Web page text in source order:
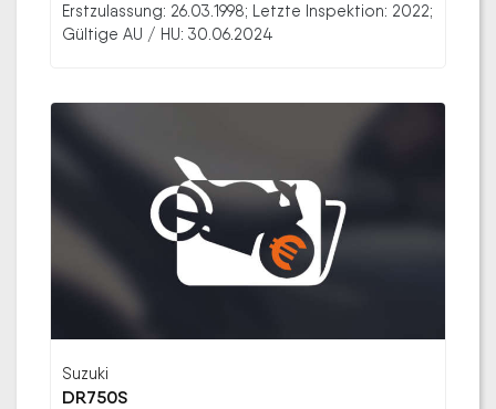
Erstzulassung: 26.03.1998; Letzte Inspektion: 2022;
Gültige AU / HU: 30.06.2024
Suzuki
DR750S